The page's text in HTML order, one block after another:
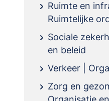
Ruimte en
Ruimtelijke
Sociale
en beleid
Verkeer |
Zorg en